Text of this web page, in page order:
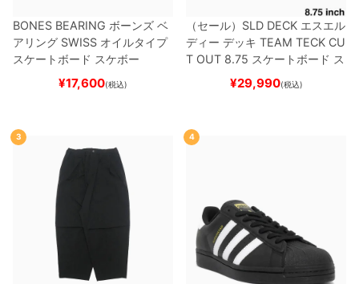
BONES BEARING ボーンズ ベ
アリング SWISS オイルタイプ
スケートボード スケボー
¥17,600(税込)
（セール） SLD DECK エスエル
ディー デッキ TEAM TECK CU
T OUT 8.75 スケートボード ス
¥29,990(税込)
3 4